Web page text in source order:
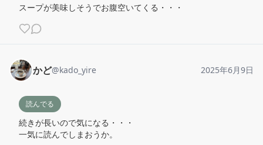
スープが美味しそうでお腹空いてくる・・・
かど@kado_yire 2025年6月9日
読んでる
続きが長いので気になる・・・
一気に読んでしまおうか。